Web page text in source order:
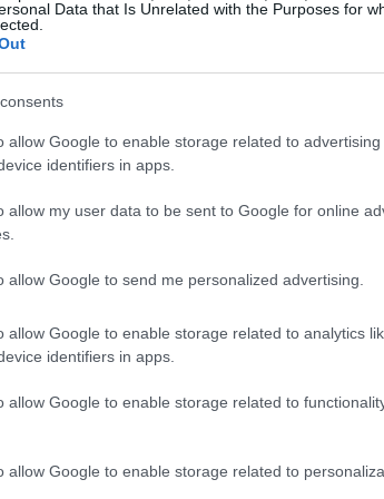
Data that Is Unrelated with the Purposes for
allow Google to enable storage related to
identifiers in apps.
allow my user data to be sent to Google for online
allow Google to send me personalized advertising.
allow Google to enable storage related to analytics
identifiers in apps.
allow Google to enable storage related to
allow Google to enable storage related to
es el método CRISPR/Cas9 , inventado
que modifican secuencias de ADN o genes
que permite eliminar o reparar los genes
los bebés nazcan con enfermedades
que desempeñan un papel clave en el
considerados más relevantes, que se
los embriones editados en las fases iniciales
De hecho, los embriones no se
no nacerán bebés. Las células
in vitro del servicio de Medicina de la
voluntariamente por parte de padres. Por